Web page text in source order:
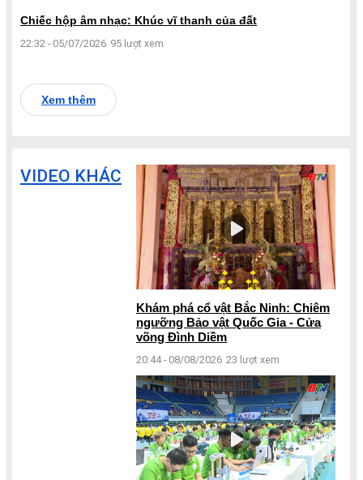
Chiếc hộp âm nhạc: Khúc vĩ thanh của đất
22:32 - 05/07/2026 95 lượt xem
Xem thêm
VIDEO KHÁC
Khám phá cổ vật Bắc Ninh: Chiêm
ngưỡng Bảo vật Quốc Gia - Cửa
võng Đình Diềm
20:44 - 08/08/2026 23 lượt xem